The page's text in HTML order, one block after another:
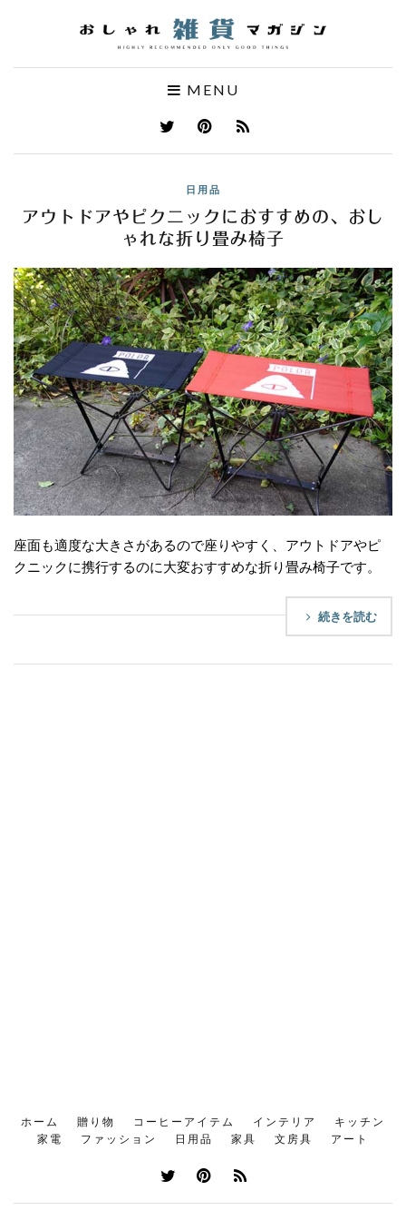
MENU
日用品
アウトドアやピクニックにおすすめの、おし
ゃれな折り畳み椅子
座面も適度な大きさがあるので座りやすく、アウトドアやピ
クニックに携行するのに大変おすすめな折り畳み椅子です。
続きを読む
ホーム 贈り物 コーヒーアイテム インテリア
キッチン
家電
ファッション 日用品 家具 文房具 アート